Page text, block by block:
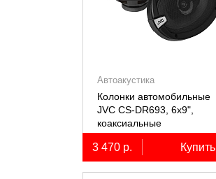
Автоакустика
Колонки автомобильные
JVC CS-DR693, 6х9",
коаксиальные
трёхполосные, 2 шт.
3 470 р. Купить